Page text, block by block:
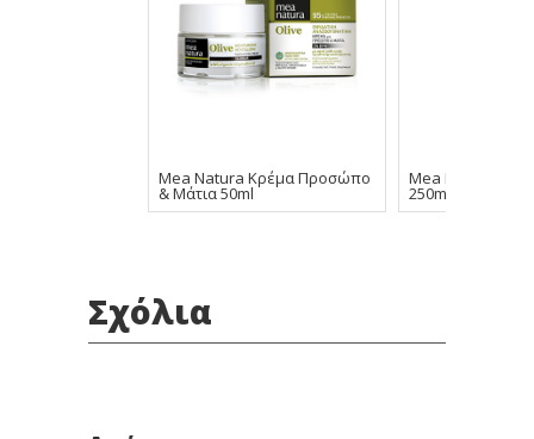
Mea Natura Κρέμα Προσώπο
& Μάτια 50ml
Mea Natura
250ml
Σχόλια